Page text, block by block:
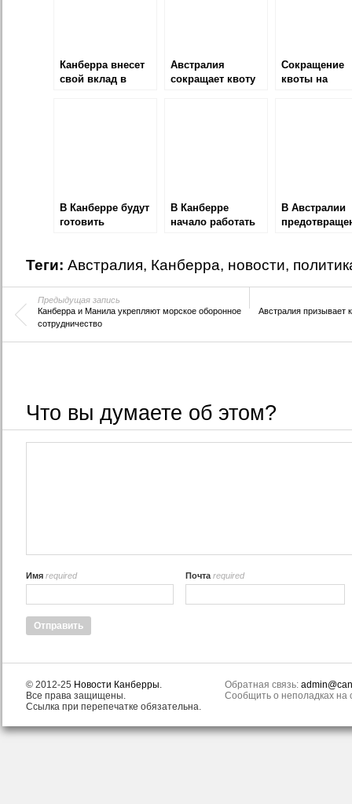
Канберра внесет
свой вклад в
Австралия
сокращает квоту
Сокращение
квоты на
В Канберре будут
готовить
В Канберре
начало работать
Австралии
В Австралии
Теги: Австралия, Канберра, новости,
Предыдущая запись
Канберра и Манила укрепляют морское оборонное
сотрудничество
Австралия призывает
Что вы думаете об этом?
Имя required Почта required
© 2012-25 Новости Канберры.
Все права защищены.
Ссылка при перепечатке обязательна.
Обратная связь:
Сообщить о неполадках на